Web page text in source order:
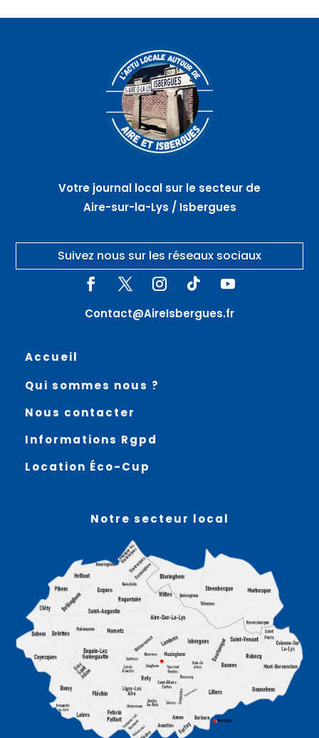
Votre journal local sur le secteur de
Aire-sur-la-Lys / Isbergues
Suivez nous sur les réseaux sociaux
Contact@AireIsbergues.fr
Accueil
Qui sommes nous ?
Nous contacter
Informations Rgpd
Location Éco-Cup
Notre secteur local